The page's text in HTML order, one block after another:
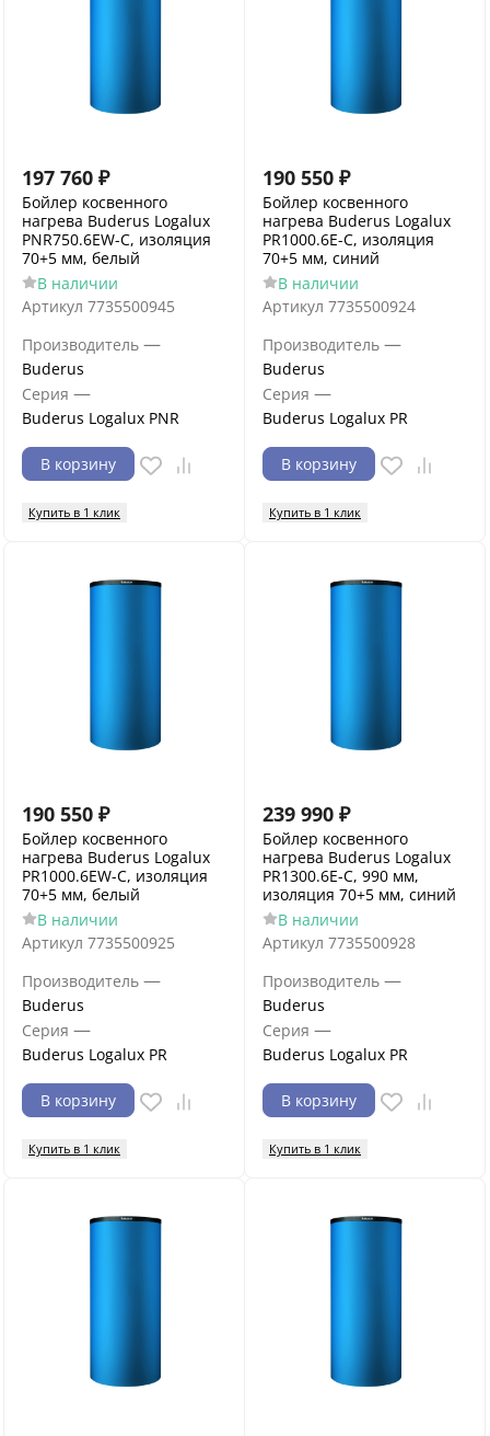
197 760 ₽
Бойлер косвенного
нагрева Buderus Logalux
PNR750.6EW-C, изоляция
70+5 мм, белый
В наличии
Артикул 7735500945
Производитель —
Buderus
Серия —
Buderus Logalux PNR
В корзину
Купить в 1 клик
190 550 ₽
Бойлер косвенного
нагрева Buderus Logalux
PR1000.6E-C, изоляция
70+5 мм, синий
В наличии
Артикул 7735500924
Производитель —
Buderus
Серия —
Buderus Logalux PR
В корзину
Купить в 1 клик
190 550 ₽
Бойлер косвенного
нагрева Buderus Logalux
PR1000.6EW-C, изоляция
70+5 мм, белый
В наличии
Артикул 7735500925
Производитель —
Buderus
Серия —
Buderus Logalux PR
В корзину
Купить в 1 клик
239 990 ₽
Бойлер косвенного
нагрева Buderus Logalux
PR1300.6E-C, 990 мм,
изоляция 70+5 мм, синий
В наличии
Артикул 7735500928
Производитель —
Buderus
Серия —
Buderus Logalux PR
В корзину
Купить в 1 клик